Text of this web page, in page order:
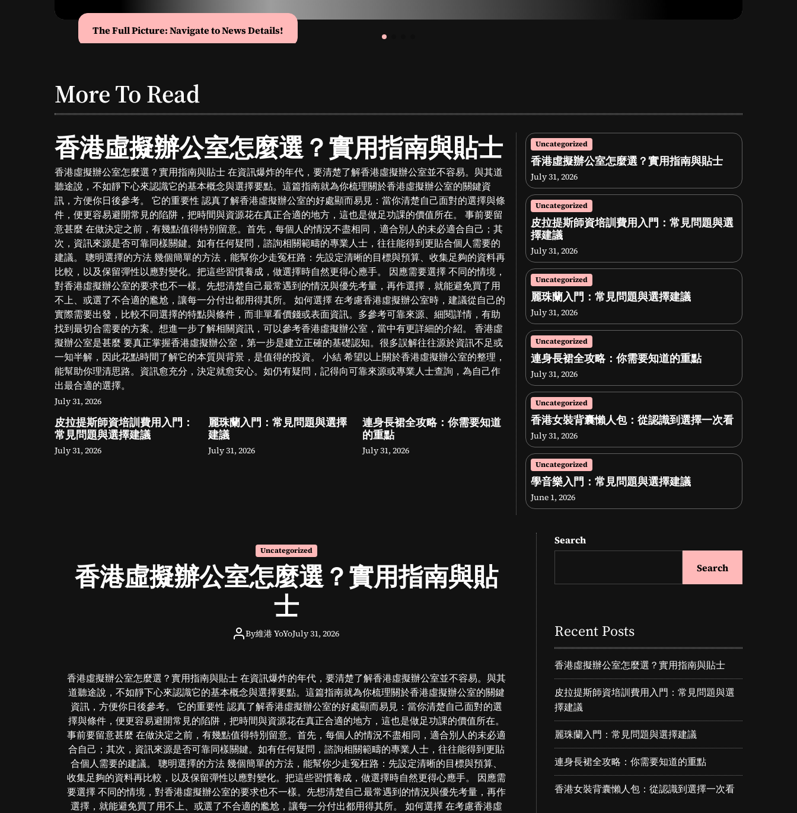
The Full Picture: Navigate to News Details!
More To Read
香港虛擬辦公室怎麼選？實用指南與貼士
香港虛擬辦公室怎麼選？實用指南與貼士 在資訊爆炸的年代，要清楚了解香港虛擬辦公室並不容易。與其道
聽途說，不如靜下心來認識它的基本概念與選擇要點。這篇指南就為你梳理關於香港虛擬辦公室的關鍵資
訊，方便你日後參考。 它的重要性 認真了解香港虛擬辦公室的好處顯而易見：當你清楚自己面對的選擇與條
件，便更容易避開常見的陷阱，把時間與資源花在真正合適的地方，這也是做足功課的價值所在。 事前要留
意甚麼 在做決定之前，有幾點值得特別留意。首先，每個人的情況不盡相同，適合別人的未必適合自己；其
次，資訊來源是否可靠同樣關鍵。如有任何疑問，諮詢相關範疇的專業人士，往往能得到更貼合個人需要的
建議。 聰明選擇的方法 幾個簡單的方法，能幫你少走冤枉路：先設定清晰的目標與預算、收集足夠的資料再
比較，以及保留彈性以應對變化。把這些習慣養成，做選擇時自然更得心應手。 因應需要選擇 不同的情境，
對香港虛擬辦公室的要求也不一樣。先想清楚自己最常遇到的情況與優先考量，再作選擇，就能避免買了用
不上、或選了不合適的尷尬，讓每一分付出都用得其所。 如何選擇 在考慮香港虛擬辦公室時，建議從自己的
實際需要出發，比較不同選擇的特點與條件，而非單看價錢或表面資訊。多參考可靠來源、細閱詳情，有助
找到最切合需要的方案。想進一步了解相關資訊，可以參考香港虛擬辦公室，當中有更詳細的介紹。 香港虛
擬辦公室是甚麼 要真正掌握香港虛擬辦公室，第一步是建立正確的基礎認知。很多誤解往往源於資訊不足或
一知半解，因此花點時間了解它的本質與背景，是值得的投資。 小結 希望以上關於香港虛擬辦公室的整理，
能幫助你理清思路。資訊愈充分，決定就愈安心。如仍有疑問，記得向可靠來源或專業人士查詢，為自己作
出最合適的選擇。
July 31, 2026
皮拉提斯師資培訓費用入門：
常見問題與選擇建議
July 31, 2026
麗珠蘭入門：常見問題與選擇
建議
July 31, 2026
連身長裙全攻略：你需要知道
的重點
July 31, 2026
Uncategorized
香港虛擬辦公室怎麼選？實用指南與貼士
July 31, 2026
Uncategorized
皮拉提斯師資培訓費用入門：常見問題與選
擇建議
July 31, 2026
Uncategorized
麗珠蘭入門：常見問題與選擇建議
July 31, 2026
Uncategorized
連身長裙全攻略：你需要知道的重點
July 31, 2026
Uncategorized
香港女裝背囊懶人包：從認識到選擇一次看
July 31, 2026
Uncategorized
學音樂入門：常見問題與選擇建議
June 1, 2026
Uncategorized
香港虛擬辦公室怎麼選？實用指南與貼
士
By維港 YoYoJuly 31, 2026
香港虛擬辦公室怎麼選？實用指南與貼士 在資訊爆炸的年代，要清楚了解香港虛擬辦公室並不容易。與其
道聽途說，不如靜下心來認識它的基本概念與選擇要點。這篇指南就為你梳理關於香港虛擬辦公室的關鍵
資訊，方便你日後參考。 它的重要性 認真了解香港虛擬辦公室的好處顯而易見：當你清楚自己面對的選
擇與條件，便更容易避開常見的陷阱，把時間與資源花在真正合適的地方，這也是做足功課的價值所在。
事前要留意甚麼 在做決定之前，有幾點值得特別留意。首先，每個人的情況不盡相同，適合別人的未必適
合自己；其次，資訊來源是否可靠同樣關鍵。如有任何疑問，諮詢相關範疇的專業人士，往往能得到更貼
合個人需要的建議。 聰明選擇的方法 幾個簡單的方法，能幫你少走冤枉路：先設定清晰的目標與預算、
收集足夠的資料再比較，以及保留彈性以應對變化。把這些習慣養成，做選擇時自然更得心應手。 因應需
要選擇 不同的情境，對香港虛擬辦公室的要求也不一樣。先想清楚自己最常遇到的情況與優先考量，再作
選擇，就能避免買了用不上、或選了不合適的尷尬，讓每一分付出都用得其所。 如何選擇 在考慮香港虛
Search
Search
Recent Posts
香港虛擬辦公室怎麼選？實用指南與貼士
皮拉提斯師資培訓費用入門：常見問題與選
擇建議
麗珠蘭入門：常見問題與選擇建議
連身長裙全攻略：你需要知道的重點
香港女裝背囊懶人包：從認識到選擇一次看